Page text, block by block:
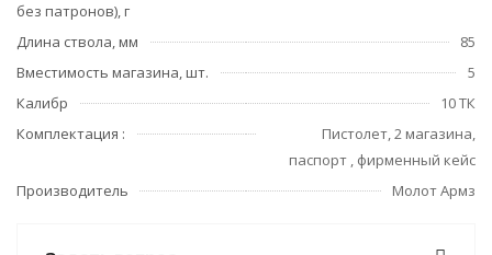
без патронов), г
Длина ствола, мм
85
Вместимость магазина, шт.
5
Калибр
10 ТК
Комплектация :
Пистолет, 2 магазина,
паспорт , фирменный кейс
Производитель
Молот Армз